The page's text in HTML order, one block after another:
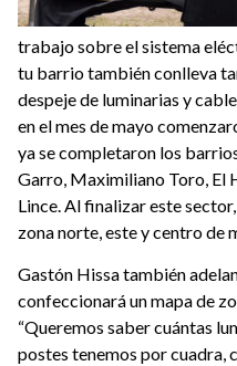
trabajo sobre el sistema
tu barrio también conlleva
despeje de luminarias y
en el mes de mayo
ya se completaron los
Garro, Maximiliano Toro, El
Lince. Al finalizar este
zona norte, este y centro de
Gastón Hissa también
confeccionará un mapa de
“Queremos saber cuántas
postes tenemos por cuadra,